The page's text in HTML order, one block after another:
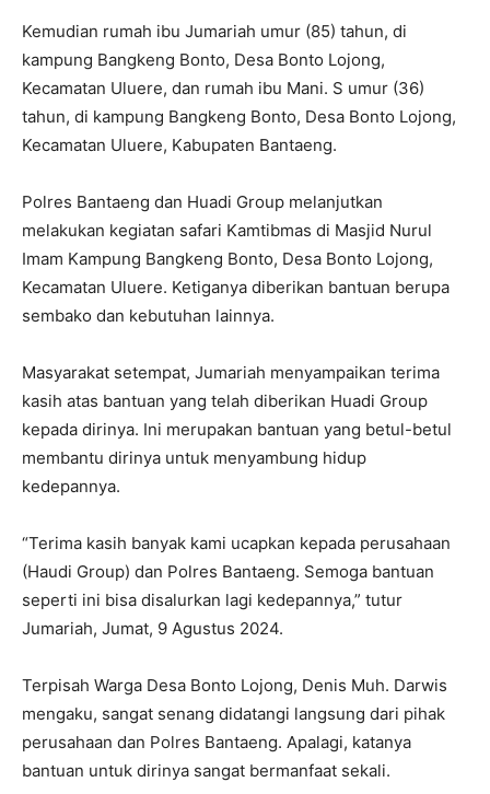
Kemudian rumah ibu Jumariah umur (85) tahun, di
kampung Bangkeng Bonto, Desa Bonto Lojong,
Kecamatan Uluere, dan rumah ibu Mani. S umur (36)
tahun, di kampung Bangkeng Bonto, Desa Bonto Lojong,
Kecamatan Uluere, Kabupaten Bantaeng.
Polres Bantaeng dan Huadi Group melanjutkan
melakukan kegiatan safari Kamtibmas di Masjid Nurul
Imam Kampung Bangkeng Bonto, Desa Bonto Lojong,
Kecamatan Uluere. Ketiganya diberikan bantuan berupa
sembako dan kebutuhan lainnya.
Masyarakat setempat, Jumariah menyampaikan terima
kasih atas bantuan yang telah diberikan Huadi Group
kepada dirinya. Ini merupakan bantuan yang betul-betul
membantu dirinya untuk menyambung hidup
kedepannya.
“Terima kasih banyak kami ucapkan kepada perusahaan
(Haudi Group) dan Polres Bantaeng. Semoga bantuan
seperti ini bisa disalurkan lagi kedepannya,” tutur
Jumariah, Jumat, 9 Agustus 2024.
Terpisah Warga Desa Bonto Lojong, Denis Muh. Darwis
mengaku, sangat senang didatangi langsung dari pihak
perusahaan dan Polres Bantaeng. Apalagi, katanya
bantuan untuk dirinya sangat bermanfaat sekali.